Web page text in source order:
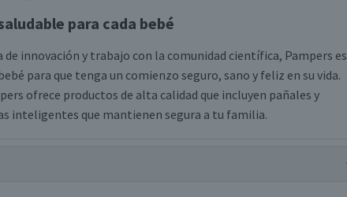
para cada bebé
innovación y trabajo con la comunidad científica, Pampers es
para que tenga un comienzo seguro, sano y feliz en su vida.
ofrece productos de alta calidad que incluyen pañales y
inteligentes que mantienen segura a tu familia.